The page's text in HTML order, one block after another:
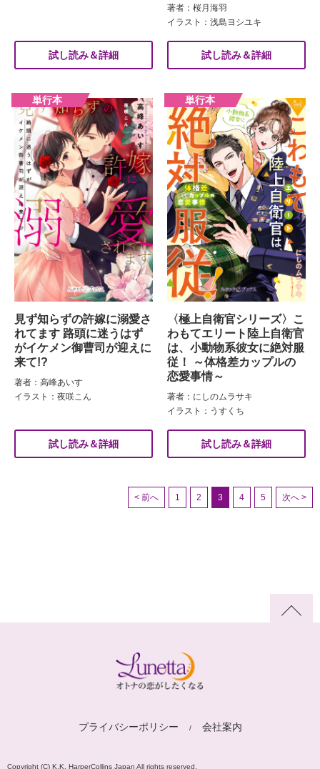
試し読み＆詳細
著者：桜月海羽
イラスト：浅島ヨシユキ
試し読み＆詳細
見ず知らずの許嫁に溺愛さ
れてます 路頭に迷うはず
がイケメン御曹司が迎えに
来て!?
著者：高峰あいす
イラスト：夜咲こん
試し読み＆詳細
〈極上自衛官シリーズ〉こ
わもてエリート陸上自衛官
は、小動物系彼女に絶対服
従！ ～体格差カップルの
恋愛事情～
著者：にしのムラサキ
イラスト：うすくち
試し読み＆詳細
< 前へ 1 2 3 4 5 次へ >
プライバシーポリシー 会社案内
Copyright (C) K.K. HarperCollins Japan All rights reserved.